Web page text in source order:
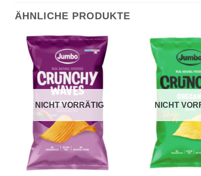
ÄHNLICHE PRODUKTE
NICHT VORRÄTIG NICHT